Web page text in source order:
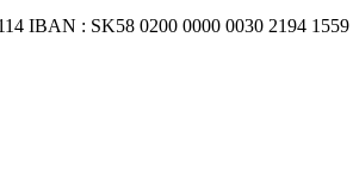
IBAN : SK58 0200 0000 0030 2194 1559